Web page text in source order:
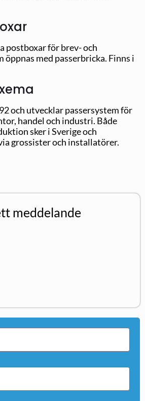
postboxar för brev- och
öppnas med passerbricka. Finns i
och utvecklar passersystem för
handel och industri. Både
sker i Sverige och
grossister och installatörer.
meddelande